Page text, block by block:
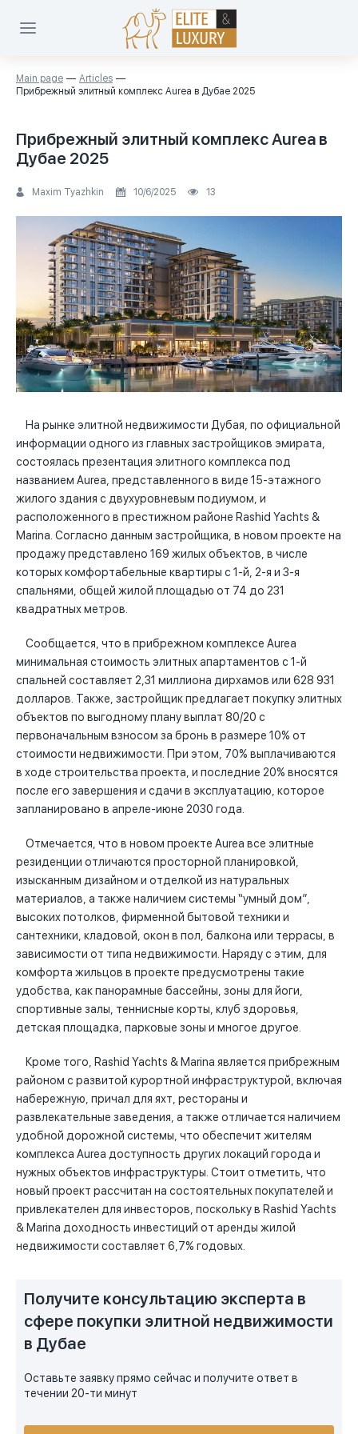
Main page
Articles
Прибрежный элитный комплекс Aurea в Дубае 2025
Прибрежный элитный комплекс Aurea в
Дубае 2025
Maxim Tyazhkin 10/6/2025 13
На рынке элитной недвижимости Дубая, по официальной
информации одного из главных застройщиков эмирата,
состоялась презентация элитного комплекса под
названием Aurea, представленного в виде 15-этажного
жилого здания с двухуровневым подиумом, и
расположенного в престижном районе Rashid Yachts &
Marina. Согласно данным застройщика, в новом проекте на
продажу представлено 169 жилых объектов, в числе
которых комфортабельные квартиры с 1-й, 2-я и 3-я
спальнями, общей жилой площадью от 74 до 231
квадратных метров.
Сообщается, что в прибрежном комплексе Aurea
минимальная стоимость элитных апартаментов с 1-й
спальней составляет 2,31 миллиона дирхамов или 628 931
долларов. Также, застройщик предлагает покупку элитных
объектов по выгодному плану выплат 80/20 с
первоначальным взносом за бронь в размере 10% от
стоимости недвижимости. При этом, 70% выплачиваются
в ходе строительства проекта, и последние 20% вносятся
после его завершения и сдачи в эксплуатацию, которое
запланировано в апреле-июне 2030 года.
Отмечается, что в новом проекте Aurea все элитные
резиденции отличаются просторной планировкой,
изысканным дизайном и отделкой из натуральных
материалов, а также наличием системы “умный дом”,
высоких потолков, фирменной бытовой техники и
сантехники, кладовой, окон в пол, балкона или террасы, в
зависимости от типа недвижимости. Наряду с этим, для
комфорта жильцов в проекте предусмотрены такие
удобства, как панорамные бассейны, зоны для йоги,
спортивные залы, теннисные корты, клуб здоровья,
детская площадка, парковые зоны и многое другое.
Кроме того, Rashid Yachts & Marina является прибрежным
районом с развитой курортной инфраструктурой, включая
набережную, причал для яхт, рестораны и
развлекательные заведения, а также отличается наличием
удобной дорожной системы, что обеспечит жителям
комплекса Aurea доступность других локаций города и
нужных объектов инфраструктуры. Стоит отметить, что
новый проект рассчитан на состоятельных покупателей и
привлекателен для инвесторов, поскольку в Rashid Yachts
& Marina доходность инвестиций от аренды жилой
недвижимости составляет 6,7% годовых.
Получите консультацию эксперта в
сфере покупки элитной недвижимости
в Дубае
Оставьте заявку прямо сейчас и получите ответ в
течении 20-ти минут